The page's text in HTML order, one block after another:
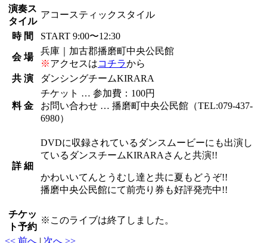
演奏ス
タイル
アコースティックスタイル
時 間 START 9:00〜12:30
会 場
兵庫｜加古郡播磨町中央公民館
※アクセスはコチラから
共 演
ダンシングチームKIRARA
料 金
チケット … 参加費：100円
お問い合わせ … 播磨町中央公民館（TEL:079-437-
6980）
詳 細
DVDに収録されているダンスムービーにも出演し
ているダンスチームKIRARAさんと共演!!
かわいいてんとうむし達と共に夏もどうぞ!!
播磨中央公民館にて前売り券も好評発売中!!
チケッ
ト予約
※ このライブは終了しました。